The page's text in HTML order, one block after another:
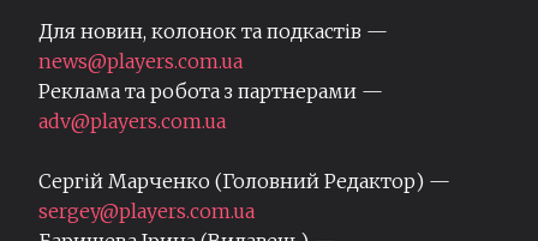
Для новин, колонок та подкастів —
news@players.com.ua
Реклама та робота з партнерами —
adv@players.com.ua
Сергій Марченко (Головний Редактор) —
sergey@players.com.ua